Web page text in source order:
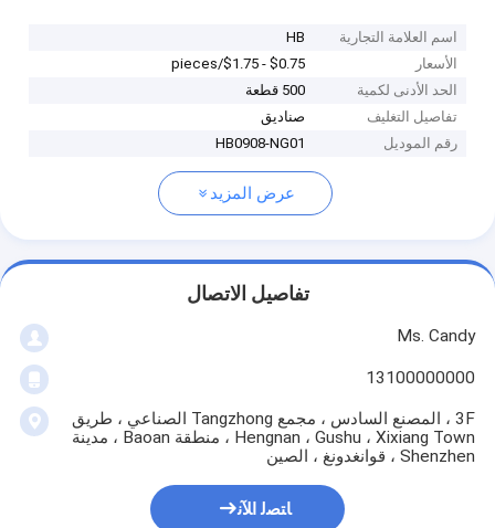
اسم العلامة التجارية
HB
الأسعار
$0.75 - $1.75/pieces
الحد الأدنى لكمية
500 قطعة
تفاصيل التغليف
صناديق
رقم الموديل
HB0908-NG01
عرض المزيد
تفاصيل الاتصال
Ms. Candy
13100000000
3F ، المصنع السادس ، مجمع Tangzhong الصناعي ، طريق
Hengnan ، Gushu ، Xixiang Town ، منطقة Baoan ، مدينة
Shenzhen ، قوانغدونغ ، الصين
ﺎﺘﺼﻟ ﺍﻶﻧ